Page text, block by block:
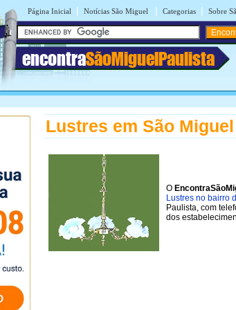
Página Inicial | Notícias São Miguel | Categorias | Sobre
encontraSãoMiguelPaulista
Lustres em São
O
Lustres no bairro
Paulista, com
dos